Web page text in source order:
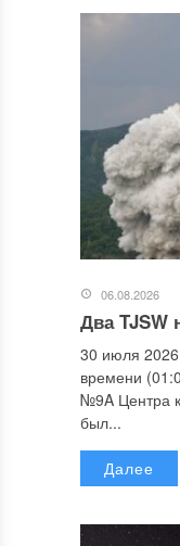
06.08.2026
Два TJSW
30 июля 2026
времени
№9A Центра
был...
Далее